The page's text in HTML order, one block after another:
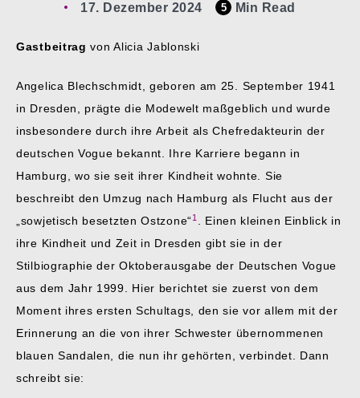
17. Dezember 2024 5 Min Read
Gastbeitrag von Alicia Jablonski
Angelica Blechschmidt, geboren am 25. September 1941
in Dresden, prägte die Modewelt maßgeblich und wurde
insbesondere durch ihre Arbeit als Chefredakteurin der
deutschen Vogue bekannt. Ihre Karriere begann in
Hamburg, wo sie seit ihrer Kindheit wohnte. Sie
beschreibt den Umzug nach Hamburg als Flucht aus der
„sowjetisch besetzten Ostzone“1
. Einen kleinen Einblick in
ihre Kindheit und Zeit in Dresden gibt sie in der
Stilbiographie der Oktoberausgabe der Deutschen Vogue
aus dem Jahr 1999. Hier berichtet sie zuerst von dem
Moment ihres ersten Schultags, den sie vor allem mit der
Erinnerung an die von ihrer Schwester übernommenen
blauen Sandalen, die nun ihr gehörten, verbindet. Dann
schreibt sie: